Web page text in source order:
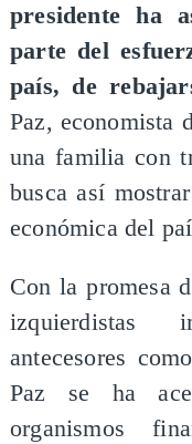
presidente ha
parte del
país, de
Paz, economista
una familia con
busca así
económica del
Con la promesa
izquierdistas
antecesores
Paz se ha
organismos